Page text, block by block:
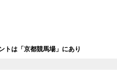
トは「京都競馬場」にあり